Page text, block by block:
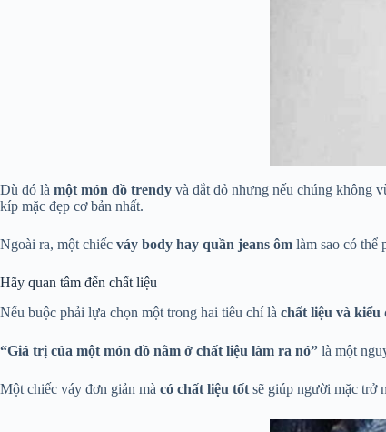
Dù đó là một món đồ trendy và đắt đỏ nhưng nếu chúng không
kíp mặc đẹp cơ bản nhất.
Ngoài ra, một chiếc váy body hay quần jeans ôm làm sao có thể
Hãy quan tâm đến chất liệu
Nếu buộc phải lựa chọn một trong hai tiêu chí là chất liệu và kiểu
“Giá trị của một món đồ nằm ở chất liệu làm ra nó” là một
Một chiếc váy đơn giản mà có chất liệu tốt sẽ giúp người mặc trở